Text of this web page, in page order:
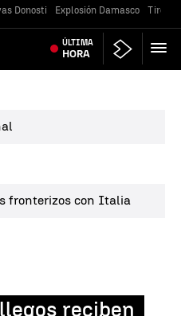
Donosti Explosión Damasco Tiroteo
ÚLTIMA
HORA
fronterizos con Italia
reciben